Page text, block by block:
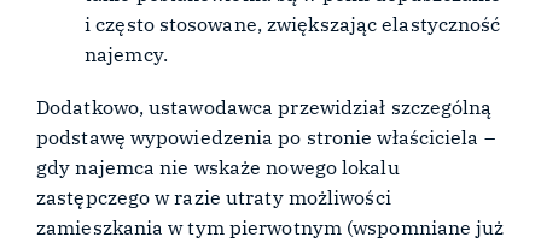
i często stosowane, zwiększając elastyczność
najemcy.
Dodatkowo, ustawodawca przewidział szczególną
podstawę wypowiedzenia po stronie właściciela –
gdy najemca nie wskaże nowego lokalu
zastępczego w razie utraty możliwości
zamieszkania w tym pierwotnym (wspomniane już